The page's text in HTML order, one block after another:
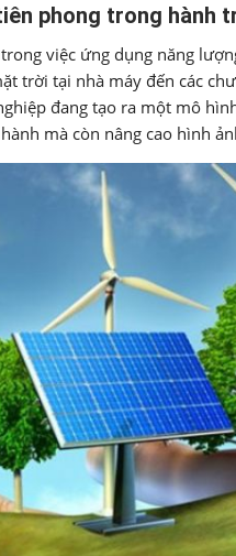
phong trong hành
việc ứng dụng năng
trời tại nhà máy đến các
đang tạo ra một mô
mà còn nâng cao hình